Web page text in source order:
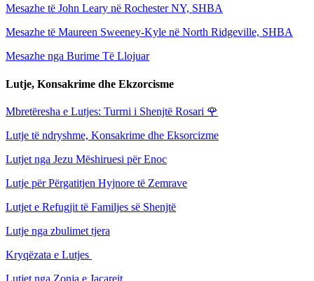
Mesazhe të John Leary në Rochester NY, SHBA
Mesazhe të Maureen Sweeney-Kyle në North Ridgeville, SHBA
Mesazhe nga Burime Të Llojuar
Lutje, Konsakrime dhe Ekzorcisme
Mbretëresha e Lutjes: Turrni i Shenjtë Rosari 🌹
Lutje të ndryshme, Konsakrime dhe Eksorcizme
Lutjet nga Jezu Mëshiruesi për Enoc
Lutje për Përgatitjen Hyjnore të Zemrave
Lutjet e Refugjit të Familjes së Shenjtë
Lutje nga zbulimet tjera
Kryqëzata e Lutjes
Lutjet nga Zonja e Jacareit